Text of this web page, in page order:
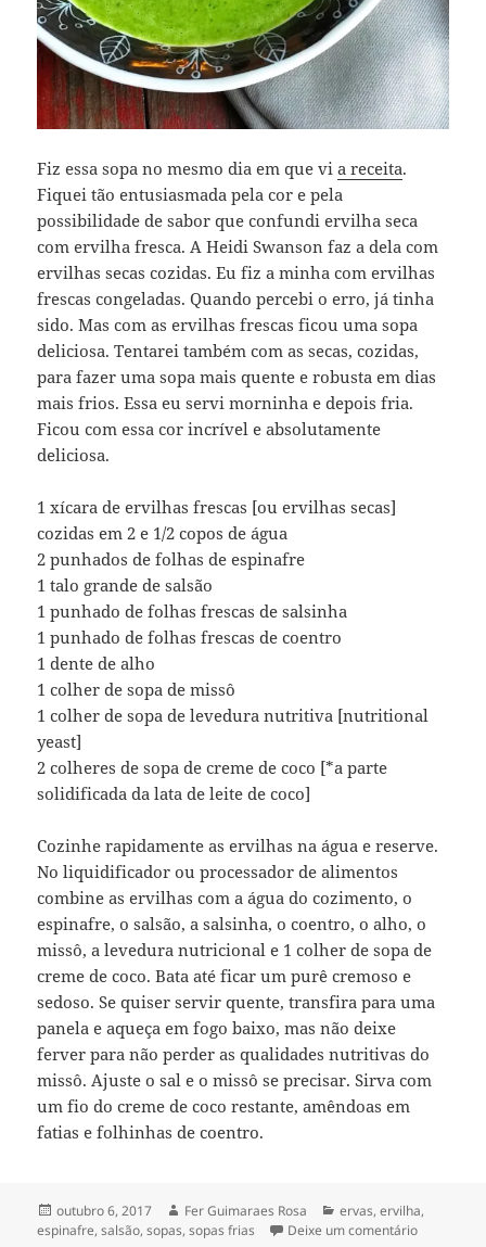
Fiz essa sopa no mesmo dia em que via receita.
Fiquei tão entusiasmada pela cor e pela
possibilidade de sabor que confundi ervilha seca
com ervilha fresca. A Heidi Swanson faz a dela com
ervilhas secas cozidas. Eu fiz a minha com ervilhas
frescas congeladas. Quando percebi o erro, já tinha
sido. Mas com as ervilhas frescas ficou uma sopa
deliciosa. Tentarei também com as secas, cozidas,
para fazer uma sopa mais quente e robusta em dias
mais frios. Essa eu servi morninha e depois fria.
Ficou com essa cor incrível e absolutamente
deliciosa.
1 xícara de ervilhas frescas [ou ervilhas secas]
cozidas em 2 e 1/2 copos de água
2 punhados de folhas de espinafre
1 talo grande de salsão
1 punhado de folhas frescas de salsinha
1 punhado de folhas frescas de coentro
1 dente de alho
1 colher de sopa de missô
1 colher de sopa de levedura nutritiva [nutritional
yeast]
2 colheres de sopa de creme de coco [*a parte
solidificada da lata de leite de coco]
Cozinhe rapidamente as ervilhas na água e reserve.
No liquidificador ou processador de alimentos
combine as ervilhas com a água do cozimento, o
espinafre, o salsão, a salsinha, o coentro, o alho, o
missô, a levedura nutricional e 1 colher de sopa de
creme de coco. Bata até ficar um purê cremoso e
sedoso. Se quiser servir quente, transfira para uma
panela e aqueça em fogo baixo, mas não deixe
ferver para não perder as qualidades nutritivas do
missô. Ajuste o sal e o missô se precisar. Sirva com
um fio do creme de coco restante, amêndoas em
fatias e folhinhas de coentro.
Publicado
em
outubro 6, 2017 Autor
Fer Guimaraes Rosa Categorias
ervas,ervilha,
espinafre,salsão,sopas,sopas frias Deixe um comentárioem sopa